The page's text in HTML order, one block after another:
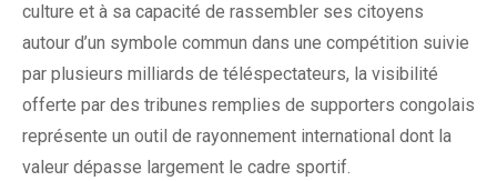
culture et à sa capacité de rassembler ses citoyens
autour d’un symbole commun dans une compétition suivie
par plusieurs milliards de téléspectateurs, la visibilité
offerte par des tribunes remplies de supporters congolais
représente un outil de rayonnement international dont la
valeur dépasse largement le cadre sportif.